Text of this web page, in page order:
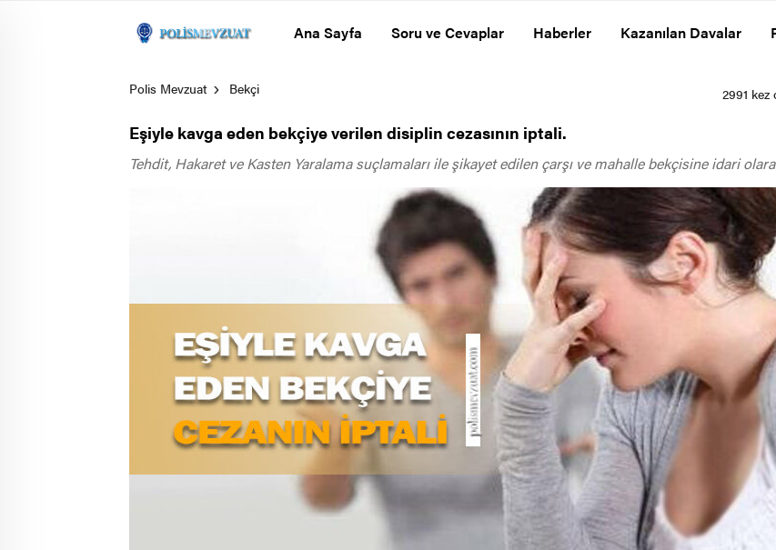
Ana Sayfa Soru ve Cevaplar Haberler Kazanılan Davalar
Polis Mevzuat Bekçi
Eşiyle kavga eden bekçiye verilen disiplin cezasının iptali.
Tehdit, Hakaret ve Kasten Yaralama suçlamaları ile şikayet edilen çarşı ve mahalle bekçisine idari